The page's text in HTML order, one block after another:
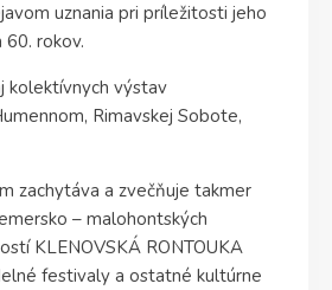
uznania pri príležitosti jeho
rokov.
kolektívnych výstav
Rimavskej Sobote,
zachytáva a zvečňuje takmer
– malohontských
KLENOVSKÁ RONTOUKA
festivaly a ostatné kultúrne